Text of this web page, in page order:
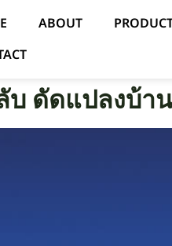
ABOUT
บ ดัดแปลงบ้